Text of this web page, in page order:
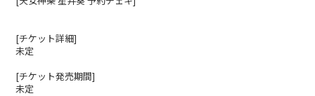
[チケット詳細]
未定
[チケット発売期間]
未定